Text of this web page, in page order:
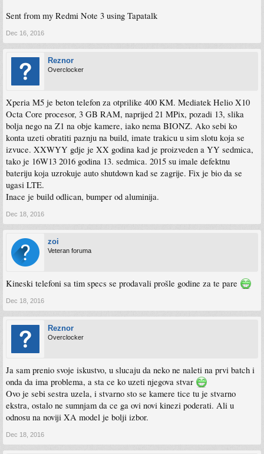
Sent from my Redmi Note 3 using Tapatalk
Dec 16, 2016
Reznor
Overclocker
Xperia M5 je beton telefon za otprilike 400 KM. Mediatek Helio X10
Octa Core procesor, 3 GB RAM, naprijed 21 MPix, pozadi 13, slika
bolja nego na Z1 na obje kamere, iako nema BIONZ. Ako sebi ko
konta uzeti obratiti paznju na build, imate trakicu u sim slotu koja se
izvuce. XXWYY gdje je XX godina kad je proizveden a YY sedmica,
tako je 16W13 2016 godina 13. sedmica. 2015 su imale defektnu
bateriju koja uzrokuje auto shutdown kad se zagrije. Fix je bio da se
ugasi LTE.
Inace je build odlican, bumper od aluminija.
Dec 18, 2016
zoi
Veteran foruma
Kineski telefoni sa tim specs se prodavali prošle godine za te pare
Dec 18, 2016
Reznor
Overclocker
Ja sam prenio svoje iskustvo, u slucaju da neko ne naleti na prvi batch i
onda da ima problema, a sta ce ko uzeti njegova stvar
Ovo je sebi sestra uzela, i stvarno sto se kamere tice tu je stvarno
ekstra, ostalo ne sumnjam da ce ga ovi novi kinezi poderati. Ali u
odnosu na noviji XA model je bolji izbor.
Dec 18, 2016